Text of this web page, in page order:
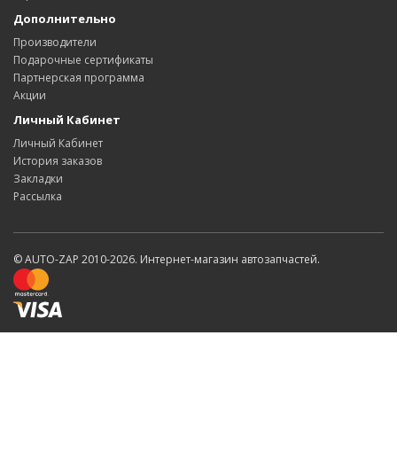
Дополнительно
Производители
Подарочные сертификаты
Партнерская программа
Акции
Личный Кабинет
Личный Кабинет
История заказов
Закладки
Рассылка
© AUTO-ZAP 2010-2026. Интернет-магазин автозапчастей.